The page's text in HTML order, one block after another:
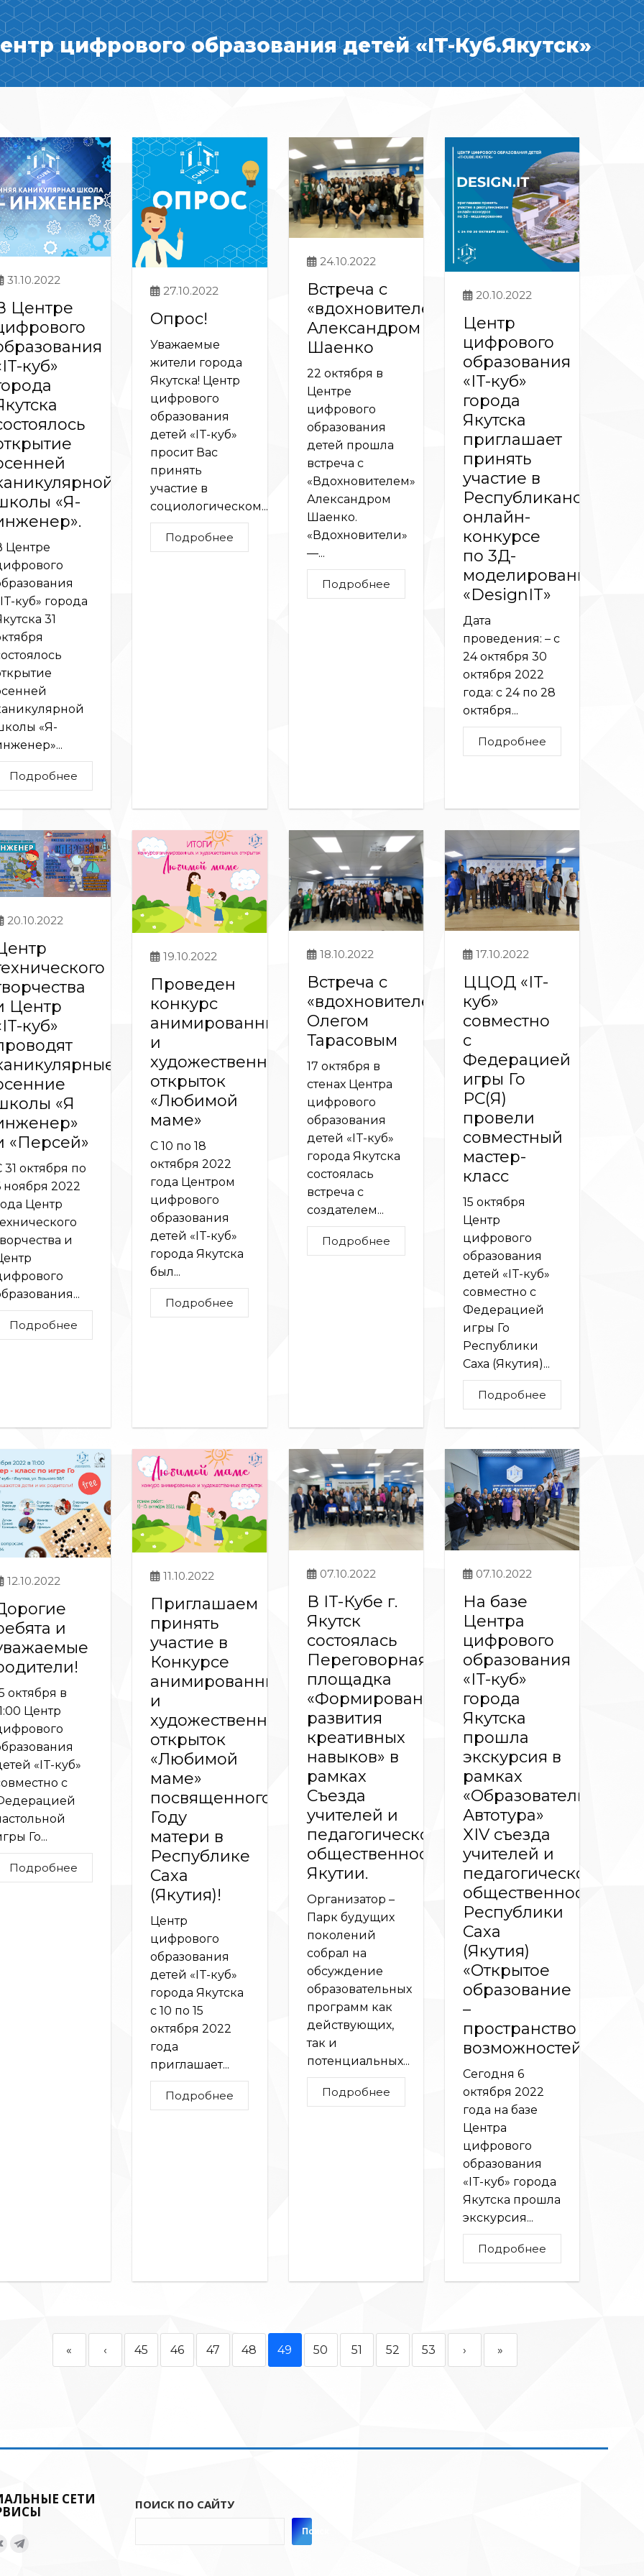
цифрового образования детей «IT-Куб.Якутск»
31.10.2022
Центре
куб»
«Я-
Центре
куб» города
31
«Я-
Подробнее
27.10.2022
Опрос!
Уважаемые
жители города
Якутска! Центр
цифрового
образования
детей «IT-куб»
просит Вас
принять
участие в
социологическом...
Подробнее
24.10.2022
Встреча с
«вдохновителем»
Александром
Шаенко
22 октября в
Центре
цифрового
образования
детей прошла
встреча с
«Вдохновителем»
Александром
Шаенко.
«Вдохновители»
—...
Подробнее
20.10.2022
Центр
цифрового
образования
«IT-куб»
города
Якутска
приглашает
принять
участие в
Республиканском
онлайн-
конкурсе
по 3Д-
моделированию
«DesignIT»
Дата
проведения: – с
24 октября 30
октября 2022
года: с 24 по 28
октября...
Подробнее
20.10.2022
Центр
куб»
«Я
«Персей»
31 октября по
ноября 2022
Центр
и
Подробнее
19.10.2022
Проведен
конкурс
анимированных
и
художественных
открыток
«Любимой
маме»
С 10 по 18
октября 2022
года Центром
цифрового
образования
детей «IT-куб»
города Якутска
был...
Подробнее
18.10.2022
Встреча с
«вдохновителем»
Олегом
Тарасовым
17 октября в
стенах Центра
цифрового
образования
детей «IT-куб»
города Якутска
состоялась
встреча с
создателем...
Подробнее
17.10.2022
ЦЦОД «IT-
куб»
совместно
с
Федерацией
игры Го
РС(Я)
провели
совместный
мастер-
класс
15 октября
Центр
цифрового
образования
детей «IT-куб»
совместно с
Федерацией
игры Го
Республики
Саха (Якутия)...
Подробнее
12.10.2022
и
октября в
Центр
«IT-куб»
с
Го...
Подробнее
11.10.2022
Приглашаем
принять
участие в
Конкурсе
анимированных
и
художественных
открыток
«Любимой
маме»
посвященного
Году
матери в
Республике
Саха
(Якутия)!
Центр
цифрового
образования
детей «IT-куб»
города Якутска
с 10 по 15
октября 2022
года
приглашает...
Подробнее
07.10.2022
В IT-Кубе г.
Якутск
состоялась
Переговорная
площадка
«Формирование
развития
креативных
навыков» в
рамках
Съезда
учителей и
педагогической
общественности
Якутии.
Организатор –
Парк будущих
поколений
собрал на
обсуждение
образовательных
программ как
действующих,
так и
потенциальных...
Подробнее
07.10.2022
На базе
Центра
цифрового
образования
«IT-куб»
города
Якутска
прошла
экскурсия в
рамках
«Образовательного
Автотура»
XIV съезда
учителей и
педагогической
общественности
Республики
Саха
(Якутия)
«Открытое
образование
–
пространство
возможностей»
Сегодня 6
октября 2022
года на базе
Центра
цифрового
образования
«IT-куб» города
Якутска прошла
экскурсия...
Подробнее
« ‹ 45 46 47 48 49 50 51 52 53 › »
СЕТИ
Страница
ПОИСК ПО САЙТУ
Поиск